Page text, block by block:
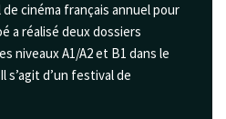
cinéma français annuel pour
a réalisé deux dossiers
niveaux A1/A2 et B1 dans le
d’un festival de